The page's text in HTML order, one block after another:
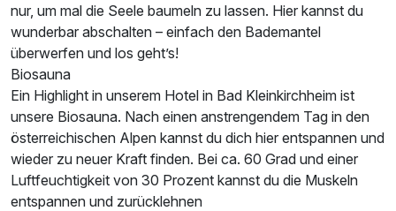
nur, um mal die Seele baumeln zu lassen. Hier kannst du
wunderbar abschalten – einfach den Bademantel
überwerfen und los geht’s!
Biosauna
Ein Highlight in unserem Hotel in Bad Kleinkirchheim ist
unsere Biosauna. Nach einen anstrengendem Tag in den
österreichischen Alpen kannst du dich hier entspannen und
wieder zu neuer Kraft finden. Bei ca. 60 Grad und einer
Luftfeuchtigkeit von 30 Prozent kannst du die Muskeln
entspannen und zurücklehnen